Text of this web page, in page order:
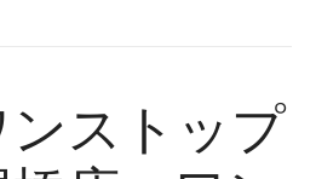
ストップ